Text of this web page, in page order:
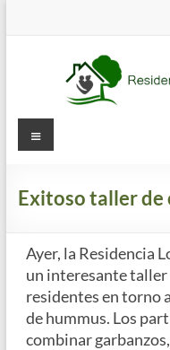
Residencia
Cisneros
de
mayores
concertada
apartamentos
Menú
Exitoso taller de
Ayer, la Residencia
un interesante taller
residentes en torno
de hummus. Los
combinar